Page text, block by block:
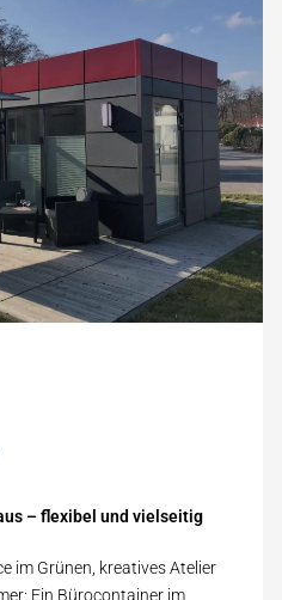
– flexibel und vielseitig
im Grünen, kreatives Atelier
Ein Bürocontainer im